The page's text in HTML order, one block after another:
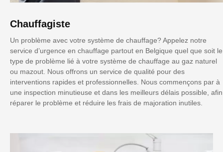
Chauffagiste
Un problème avec votre système de chauffage? Appelez notre
service d’urgence en chauffage partout en Belgique quel que soit le
type de problème lié à votre système de chauffage au gaz naturel
ou mazout. Nous offrons un service de qualité pour des
interventions rapides et professionnelles. Nous commençons par à
une inspection minutieuse et dans les meilleurs délais possible, afin
réparer le problème et réduire les frais de majoration inutiles.